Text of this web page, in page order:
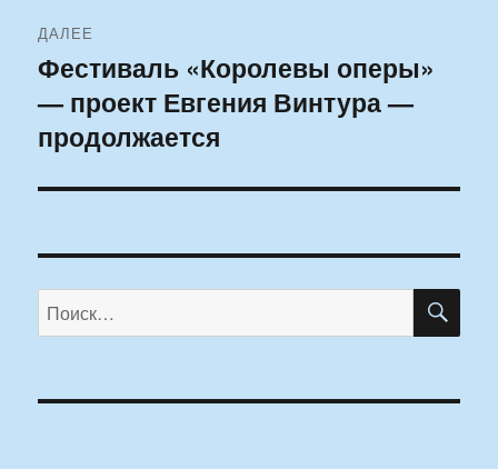
ДАЛЕЕ
Следующая
запись:
Фестиваль «Королевы оперы»
— проект Евгения Винтура —
продолжается
Искать: